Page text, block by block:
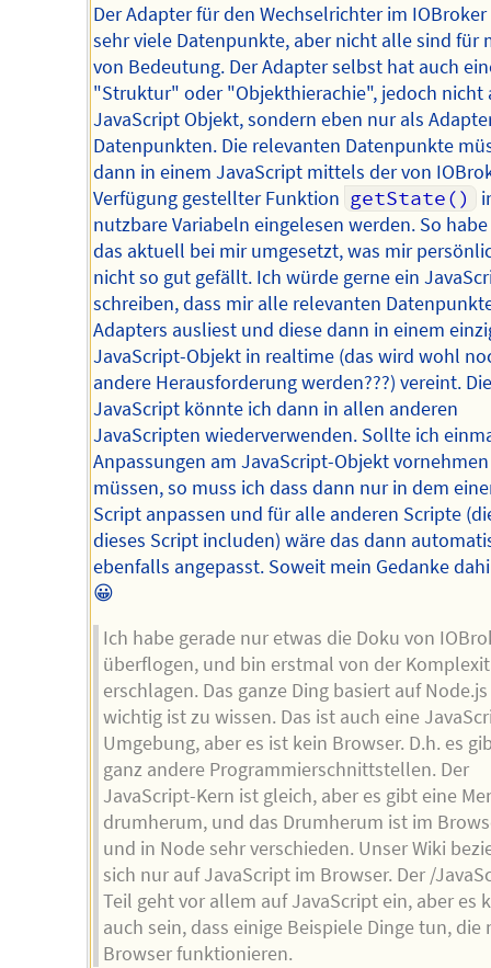
Der Adapter für den Wechselrichter im
sehr viele Datenpunkte, aber nicht alle sind für
von Bedeutung. Der Adapter selbst hat auch
"Struktur" oder "Objekthierachie", jedoch nicht
JavaScript Objekt, sondern eben nur als
Datenpunkten. Die relevanten Datenpunkte
dann in einem JavaScript mittels der von
Verfügung gestellter Funktion getState()
nutzbare Variabeln eingelesen werden. So
das aktuell bei mir umgesetzt, was mir
nicht so gut gefällt. Ich würde gerne ein
schreiben, dass mir alle relevanten
Adapters ausliest und diese dann in einem
JavaScript-Objekt in realtime (das wird wohl
andere Herausforderung werden???) vereint.
JavaScript könnte ich dann in allen anderen
JavaScripten wiederverwenden. Sollte ich
Anpassungen am JavaScript-Objekt vornehmen
müssen, so muss ich dass dann nur in dem
Script anpassen und für alle anderen Scripte
dieses Script includen) wäre das dann
ebenfalls angepasst. Soweit mein Gedanke
😀
Ich habe gerade nur etwas die Doku von
überflogen, und bin erstmal von der
erschlagen. Das ganze Ding basiert auf
wichtig ist zu wissen. Das ist auch eine
Umgebung, aber es ist kein Browser. D.h. es
ganz andere Programmierschnittstellen. Der
JavaScript-Kern ist gleich, aber es gibt eine
drumherum, und das Drumherum ist im
und in Node sehr verschieden. Unser Wiki
sich nur auf JavaScript im Browser. Der /
Teil geht vor allem auf JavaScript ein, aber es
auch sein, dass einige Beispiele Dinge tun, die
Browser funktionieren.